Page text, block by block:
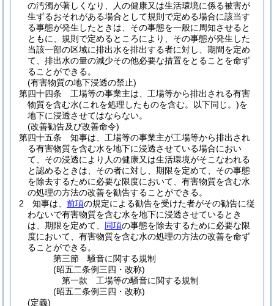
の汚濁が著しくなり、人の健康又は生活環境に係る被害が
生ずるおそれがある場合として規則で定める場合に該当す
る事態が発生したときは、その事態を一般に周知させると
ともに、規則で定めるところにより、その事態が発生した
当該一部の区域に排出水を排出する者に対し、期間を定め
て、排出水の量の減少その他必要な措置をとることを命ず
ることができる。
(有害物質の地下浸透の禁止)
第四十四条
工場等の事業主は、工場等から排出される有害
物質を含む水(これを処理したものを含む。以下同じ。)を
地下に浸透させてはならない。
(改善勧告及び改善命令)
第四十五条
知事は、工場等の事業主が工場等から排出され
る有害物質を含む水を地下に浸透させている場合におい
て、その浸透により人の健康又は生活環境がそこなわれる
と認めるときは、その者に対し、期限を定めて、その事態
を除去するために必要な限度において、有害物質を含む水
の処理の方法の改善を勧告することができる。
2
知事は、 前項の規定による勧告を受けた者がその勧告に従
わないで有害物質を含む水を地下に浸透させているとき
は、期限を定めて、 同項の事態を除去するために必要な限
度において、有害物質を含む水の処理の方法の改善を命ず
ることができる。
第三節
騒音に関する規制
(昭五二条例三四・改称)
第一款
工場等の騒音に関する規制
(昭五二条例三四・改称)
(定義)